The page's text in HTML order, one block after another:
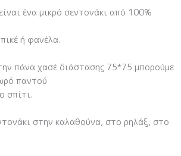
ένα μικρό σεντονάκι από 100%
ή φανέλα.
πάνα χασέ διάστασης 75*75 μπορούμε
παντού
σπίτι.
στην καλαθούνα, στο ρηλάξ, στο